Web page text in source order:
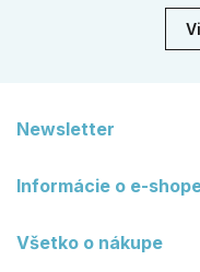
Newsletter
Informácie o e-
Všetko o nákupe